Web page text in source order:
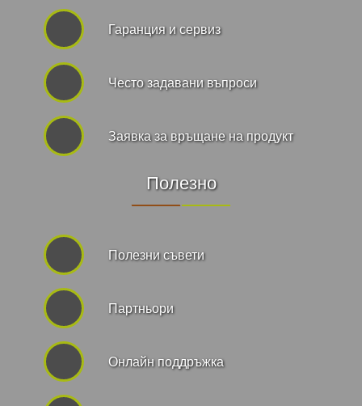
Гаранция и сервиз
Често задавани въпроси
Заявка за връщане на продукт
Полезно
Полезни съвети
Партньори
Онлайн поддръжка